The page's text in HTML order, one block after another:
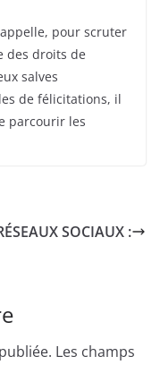
appelle, pour scruter
des droits de
salves
de félicitations, il
parcourir les
SOCIAUX :
Les champs